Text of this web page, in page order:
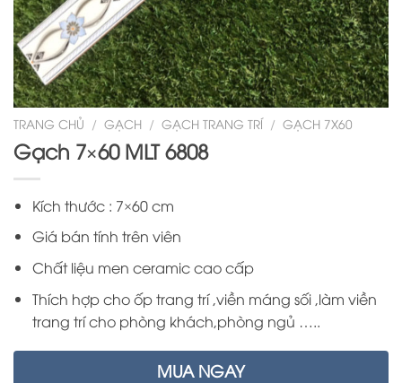
TRANG CHỦ / GẠCH / GẠCH TRANG TRÍ / GẠCH 7X60
Gạch 7×60 MLT 6808
Kích thước : 7×60 cm
Giá bán tính trên viên
Chất liệu men ceramic cao cấp
Thích hợp cho ốp trang trí ,viền máng sối ,làm viền
trang trí cho phòng khách,phòng ngủ …..
MUA NGAY